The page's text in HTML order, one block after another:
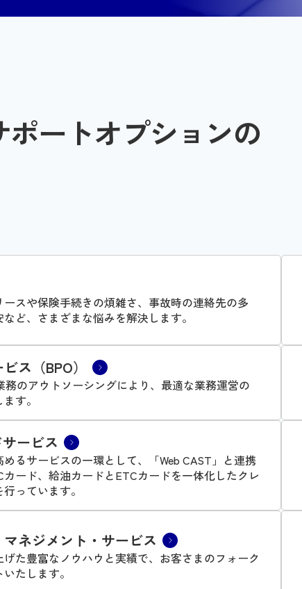
ポートオプションの
スや保険手続きの煩雑さ、事故時の連絡先の多
ど、さまざまな悩みを解決します。
ス（BPO）
務のアウトソーシングにより、最適な業務運営の
す。
ービス
るサービスの一環として、「Web CAST」と連携
カード、給油カードとETCカードを一体化したクレ
っています。
ネジメント・サービス
げた豊富なノウハウと実績で、お客さまのフォーク
たします。